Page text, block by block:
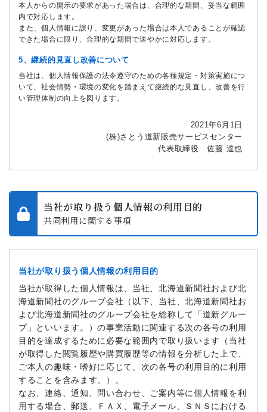
本人からの開示の要求があった場合は、合理的な期間、妥当な範囲
内で対応します。
また、個人情報に誤り、変更があった場合は本人であることが確認
できた場合に限り、合理的な期間で速やかに対応します。
5、継続的見直し改善について
当社は、個人情報保護の法令遵守のための各種規定・対策実施につ
いて、社会情勢・環境の変化を踏まえて継続的な見直し、改善を行
い管理体制の向上を図ります。
2021年6月1日
(株)さとう道新販売サービスセンター
代表取締役 佐藤 達也
当社が取り扱う個人情報の利用目的
共同利用に関する事項
当社が取り扱う個人情報の利用目的
当社が取得した個人情報は、当社、北海道新聞社および北
海道新聞社のグループ会社（以下、当社、北海道新聞社お
よび北海道新聞社のグループ会社を総称して「道新グルー
プ」といいます。）の事業活動に関連する次の各号の利用
目的を達成するために必要な範囲内で取り扱います（当社
が取得した閲覧履歴や購買履歴等の情報を分析した上で、
ご本人の趣味・嗜好に応じて、次の各号の利用目的に利用
することを含みます。）。
なお、連絡、通知、問い合わせ、ご案内等に個人情報を利
用する場合、郵送、ＦＡＸ、電子メール、ＳＮＳにおける